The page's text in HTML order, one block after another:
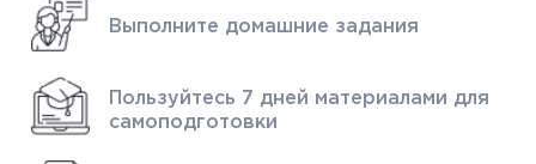
Выполните домашние задания
Пользуйтесь 7 дней материалами для
самоподготовки